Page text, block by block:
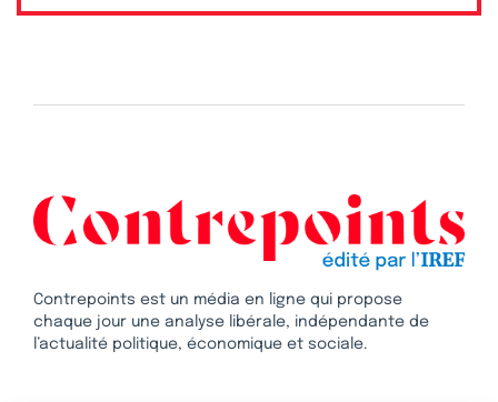
Contrepoints est un média en ligne qui propose
chaque jour une analyse libérale, indépendante de
l’actualité politique, économique et sociale.